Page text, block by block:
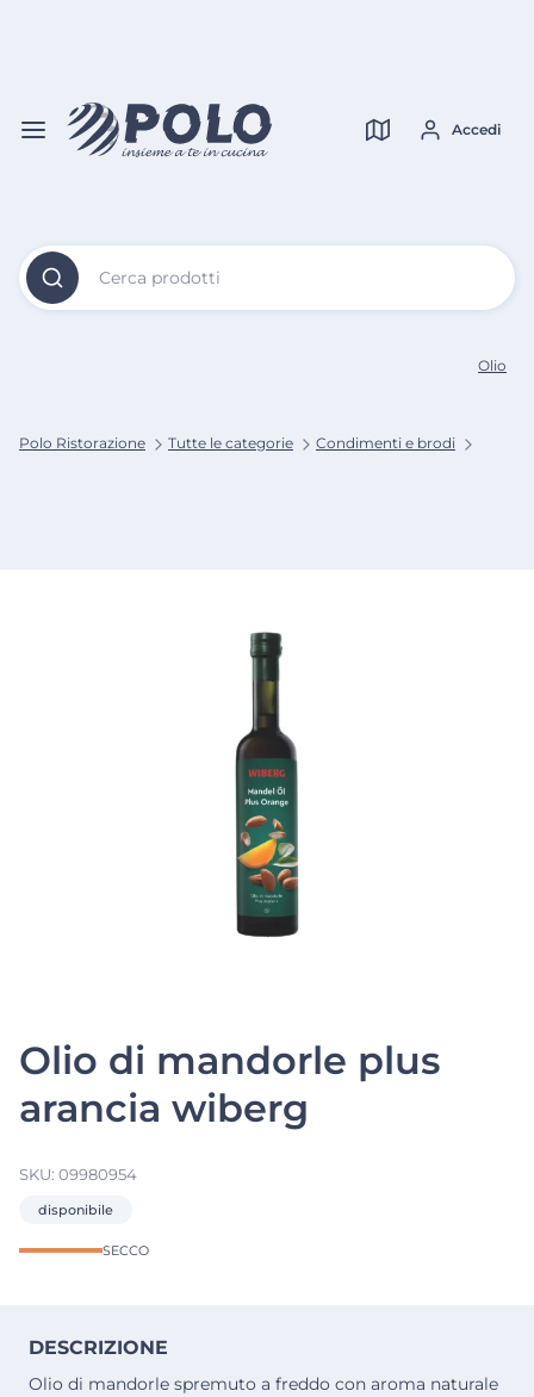
Cerca prodotti
Accedi
Polo Ristorazione Tutte le categorie Condimenti e brodi
Olio
Olio di mandorle plus
arancia wiberg
SKU: 09980954
disponibile
SECCO
DESCRIZIONE
Olio di mandorle spremuto a freddo con aroma naturale